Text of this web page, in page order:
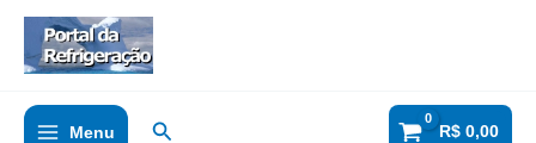
Menu Pesquisar R$0,00